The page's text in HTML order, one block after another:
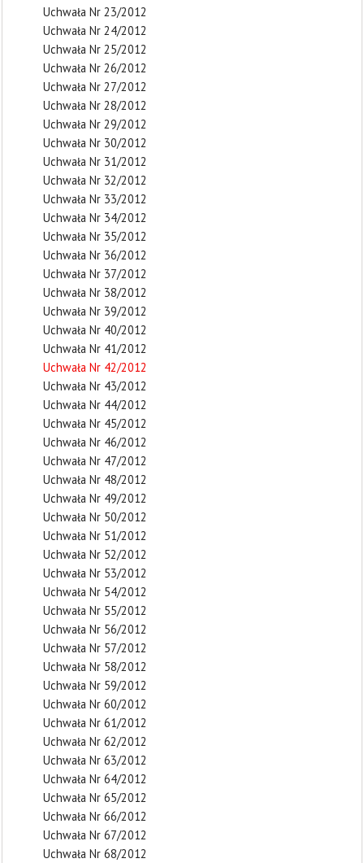
Uchwała Nr 23/2012
Uchwała Nr 24/2012
Uchwała Nr 25/2012
Uchwała Nr 26/2012
Uchwała Nr 27/2012
Uchwała Nr 28/2012
Uchwała Nr 29/2012
Uchwała Nr 30/2012
Uchwała Nr 31/2012
Uchwała Nr 32/2012
Uchwała Nr 33/2012
Uchwała Nr 34/2012
Uchwała Nr 35/2012
Uchwała Nr 36/2012
Uchwała Nr 37/2012
Uchwała Nr 38/2012
Uchwała Nr 39/2012
Uchwała Nr 40/2012
Uchwała Nr 41/2012
Uchwała Nr 42/2012
Uchwała Nr 43/2012
Uchwała Nr 44/2012
Uchwała Nr 45/2012
Uchwała Nr 46/2012
Uchwała Nr 47/2012
Uchwała Nr 48/2012
Uchwała Nr 49/2012
Uchwała Nr 50/2012
Uchwała Nr 51/2012
Uchwała Nr 52/2012
Uchwała Nr 53/2012
Uchwała Nr 54/2012
Uchwała Nr 55/2012
Uchwała Nr 56/2012
Uchwała Nr 57/2012
Uchwała Nr 58/2012
Uchwała Nr 59/2012
Uchwała Nr 60/2012
Uchwała Nr 61/2012
Uchwała Nr 62/2012
Uchwała Nr 63/2012
Uchwała Nr 64/2012
Uchwała Nr 65/2012
Uchwała Nr 66/2012
Uchwała Nr 67/2012
Uchwała Nr 68/2012